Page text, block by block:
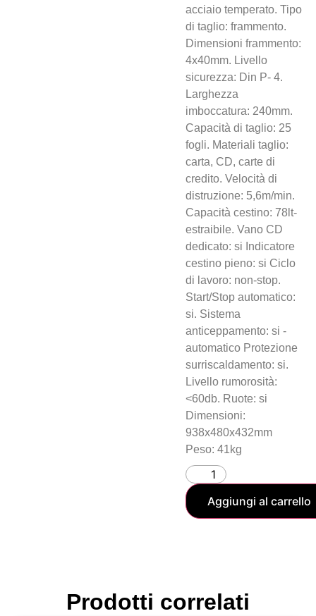
acciaio temperato. Tipo
di taglio: frammento.
Dimensioni frammento:
4x40mm. Livello
sicurezza: Din P- 4.
Larghezza
imboccatura: 240mm.
Capacità di taglio: 25
fogli. Materiali taglio:
carta, CD, carte di
credito. Velocità di
distruzione: 5,6m/min.
Capacità cestino: 78lt-
estraibile. Vano CD
dedicato: si Indicatore
cestino pieno: si Ciclo
di lavoro: non-stop.
Start/Stop automatico:
si. Sistema
anticeppamento: si -
automatico Protezione
surriscaldamento: si.
Livello rumorosità:
<60db. Ruote: si
Dimensioni:
938x480x432mm
Peso: 41kg
Aggiungi al carrello
Prodotti correlati